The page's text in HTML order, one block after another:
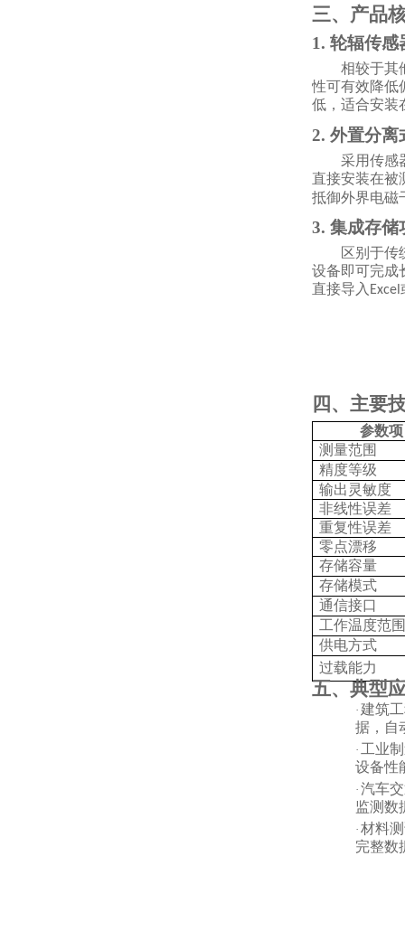
三、产品
1. 轮辐传感
相较于其
性可有效降低
低，适合安装
2. 外置分离
采用传感
直接安装在被
抵御外界电磁
3. 集成存储
区别于传
设备即可完成
直接导入 Excel
四、主要
参数
测量范围
精度等级
输出灵敏度
非线性误差
重复性误差
零点漂移
存储容量
存储模式
通信接口
工作温度范围
供电方式
过载能力
五、典型
· 建筑
据，自
· 工业
设备性
· 汽车
监测数
· 材料
完整数